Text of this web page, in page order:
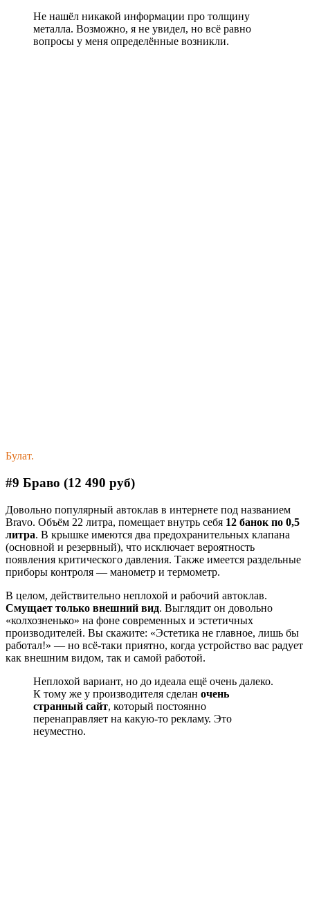
Не нашёл никакой информации про толщину
металла. Возможно, я не увидел, но всё равно
вопросы у меня определённые возникли.
Булат.
#9 Браво (12 490 руб)
Довольно популярный автоклав в интернете под названием
Bravo. Объём 22 литра, помещает внутрь себя 12 банок по 0,5
литра. В крышке имеются два предохранительных клапана
(основной и резервный), что исключает вероятность
появления критического давления. Также имеется раздельные
приборы контроля — манометр и термометр.
В целом, действительно неплохой и рабочий автоклав.
Смущает только внешний вид. Выглядит он довольно
«колхозненько» на фоне современных и эстетичных
производителей. Вы скажите: «Эстетика не главное, лишь бы
работал!» — но всё-таки приятно, когда устройство вас радует
как внешним видом, так и самой работой.
Неплохой вариант, но до идеала ещё очень далеко.
К тому же у производителя сделан очень
странный сайт, который постоянно
перенаправляет на какую-то рекламу. Это
неуместно.